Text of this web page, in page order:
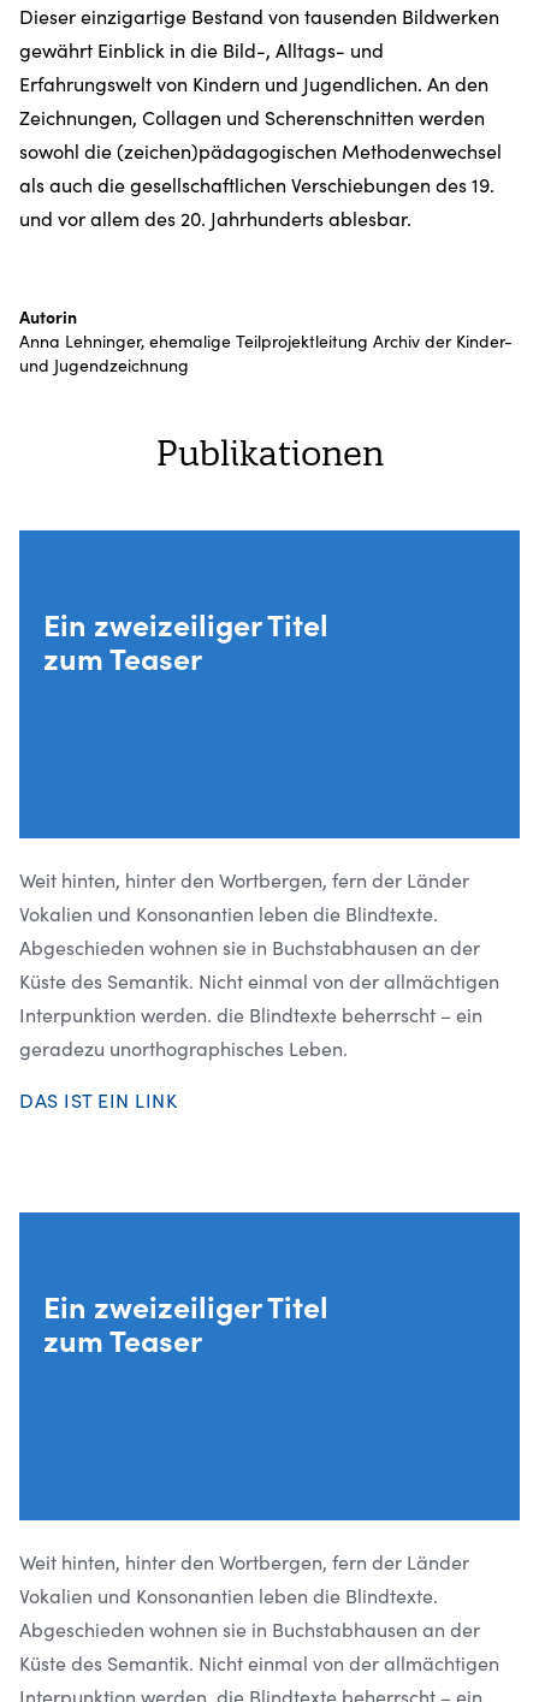
Dieser einzigartige Bestand von tausenden Bildwerken
gewährt Einblick in die Bild-, Alltags- und
Erfahrungswelt von Kindern und Jugendlichen. An den
Zeichnungen, Collagen und Scherenschnitten werden
sowohl die (zeichen)pädagogischen Methodenwechsel
als auch die gesellschaftlichen Verschiebungen des 19.
und vor allem des 20. Jahrhunderts ablesbar.
Autorin
Anna Lehninger, ehemalige Teilprojektleitung Archiv der Kinder-
und Jugendzeichnung
Publikationen
Ein zweizeiliger Titel
zum Teaser
Weit hinten, hinter den Wortbergen, fern der Länder
Vokalien und Konsonantien leben die Blindtexte.
Abgeschieden wohnen sie in Buchstabhausen an der
Küste des Semantik. Nicht einmal von der allmächtigen
Interpunktion werden. die Blindtexte beherrscht – ein
geradezu unorthographisches Leben.
DAS IST EIN LINK
Ein zweizeiliger Titel
zum Teaser
Weit hinten, hinter den Wortbergen, fern der Länder
Vokalien und Konsonantien leben die Blindtexte.
Abgeschieden wohnen sie in Buchstabhausen an der
Küste des Semantik. Nicht einmal von der allmächtigen
Interpunktion werden. die Blindtexte beherrscht – ein